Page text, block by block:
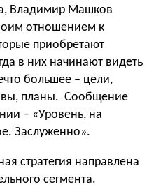
Владимир Машков
отношением к
приобретают
в них начинают видеть
большее – цели,
планы. Сообщение
– «Уровень, на
Заслуженно».
стратегия направлена
сегмента.